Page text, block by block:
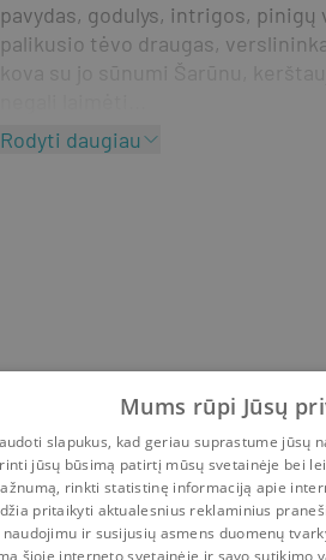
pavydas, godulys, intrigos,
palikusio tėvo draugas,
Rodyti daugiau
Mums rūpi Jūsų
slapukus, kad geriau suprastume jūsų
jūsų būsimą patirtį mūsų svetainėje bei
rinkti statistinę informaciją apie
pritaikyti aktualesnius reklaminius
ir susijusių asmens duomenų
šioje interneto svetainėje ir savo sutikimo